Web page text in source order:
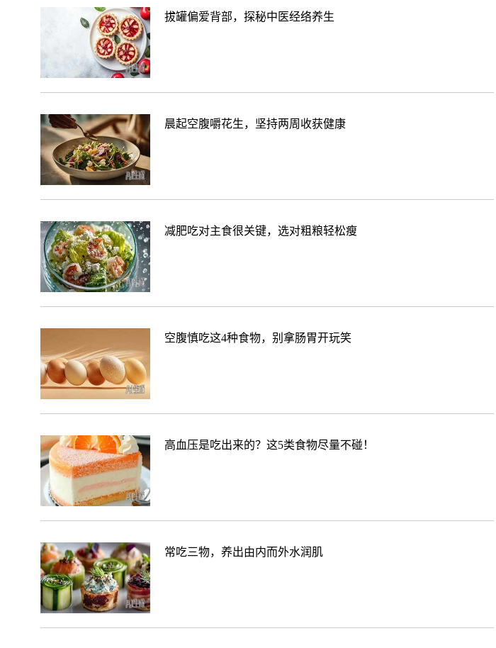
拔罐偏爱背部，探秘中医经络养生
晨起空腹嚼花生，坚持两周收获健康
减肥吃对主食很关键，选对粗粮轻松瘦
空腹慎吃这4种食物，别拿肠胃开玩笑
高血压是吃出来的？这5类食物尽量不碰！
常吃三物，养出由内而外水润肌